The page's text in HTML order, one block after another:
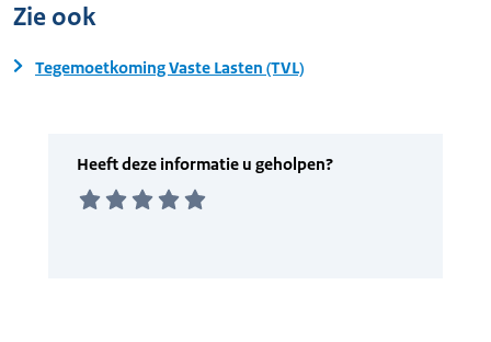
Zie ook
Tegemoetkoming Vaste Lasten (TVL)